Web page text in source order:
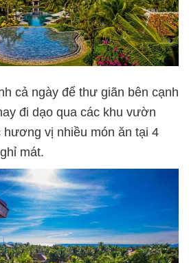
cả ngày để thư giãn bên cạnh
đi dạo qua các khu vườn
vị nhiều món ăn tại 4
mát.